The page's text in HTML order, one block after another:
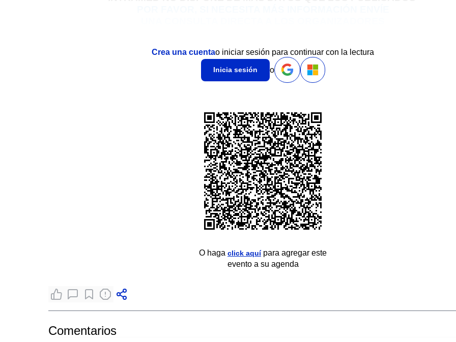
Crea una cuentao iniciar sesión para continuar con la lectura
Inicia sesión o
O haga click aquípara agregar este
evento a su agenda
Comentarios